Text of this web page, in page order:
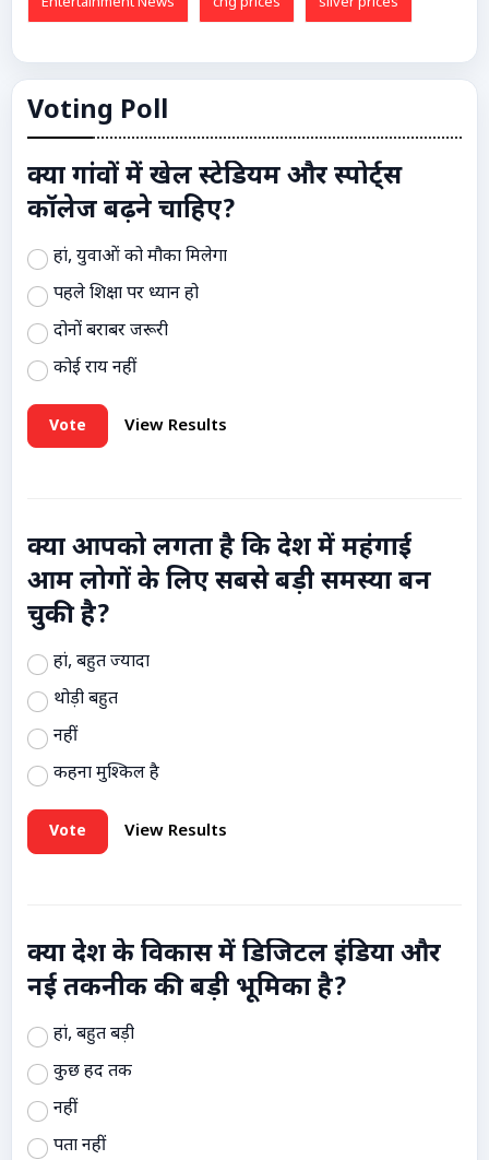
Voting Poll
क्या गांवों में खेल स्टेडियम और स्पोर्ट्स
कॉलेज बढ़ने चाहिए?
हां, युवाओं को मौका मिलेगा
पहले शिक्षा पर ध्यान हो
दोनों बराबर जरूरी
कोई राय नहीं
Vote View Results
क्या आपको लगता है कि देश में महंगाई
आम लोगों के लिए सबसे बड़ी समस्या बन
चुकी है?
हां, बहुत ज्यादा
थोड़ी बहुत
नहीं
कहना मुश्किल है
Vote View Results
क्या देश के विकास में डिजिटल इंडिया और
नई तकनीक की बड़ी भूमिका है?
हां, बहुत बड़ी
कुछ हद तक
नहीं
पता नहीं